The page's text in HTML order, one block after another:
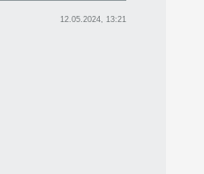
12.05.2024, 13:21